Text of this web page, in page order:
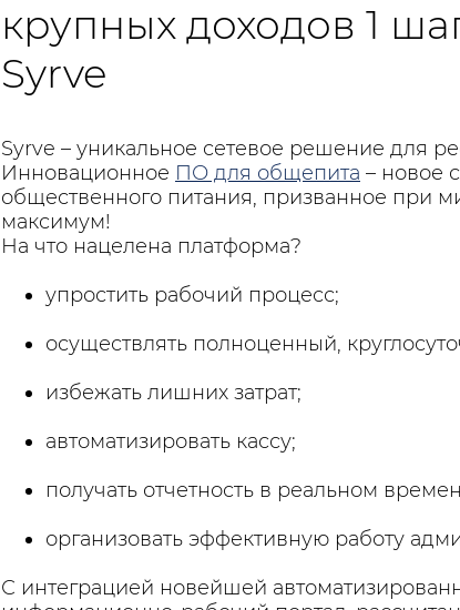
крупных доходов 1
Syrve
Syrve – уникальное сетевое решение для
Инновационное ПО для общепита – новое
общественного питания, призванное при
максимум!
На что нацелена платформа?
упростить рабочий процесс;
осуществлять полноценный,
избежать лишних затрат;
автоматизировать кассу;
получать отчетность в реальном
организовать эффективную работу
С интеграцией новейшей